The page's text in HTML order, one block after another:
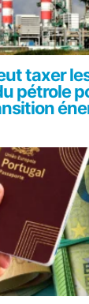
taxer
pétrole